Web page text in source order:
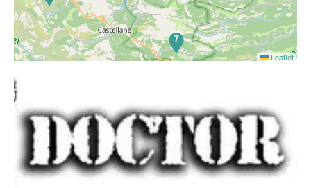
soirée.
7
Leaflet